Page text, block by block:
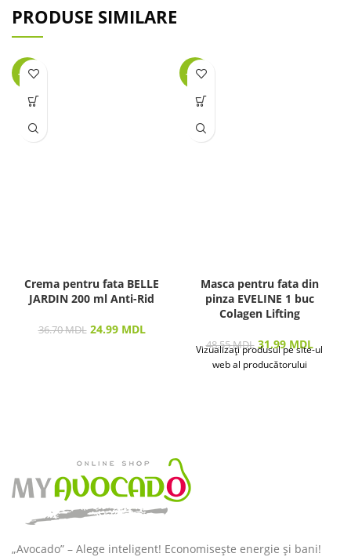
PRODUSE SIMILARE
-32%
Crema pentru fata BELLE
JARDIN 200 ml Anti-Rid
36.70MDL 24.99 MDL
-34%
Masca pentru fata din
pinza EVELINE 1 buc
Colagen Lifting
48.55MDL 31.99 MDL
Vizualizați produsul pe site-ul
web al producătorului
„Avocado” – Alege inteligent! Economisește energie și bani!